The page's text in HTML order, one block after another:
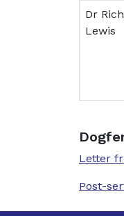
Dr
Lewis
Letter
Post-